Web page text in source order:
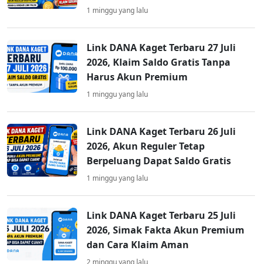
1 minggu yang lalu
Link DANA Kaget Terbaru 27 Juli
2026, Klaim Saldo Gratis Tanpa
Harus Akun Premium
1 minggu yang lalu
Link DANA Kaget Terbaru 26 Juli
2026, Akun Reguler Tetap
Berpeluang Dapat Saldo Gratis
1 minggu yang lalu
Link DANA Kaget Terbaru 25 Juli
2026, Simak Fakta Akun Premium
dan Cara Klaim Aman